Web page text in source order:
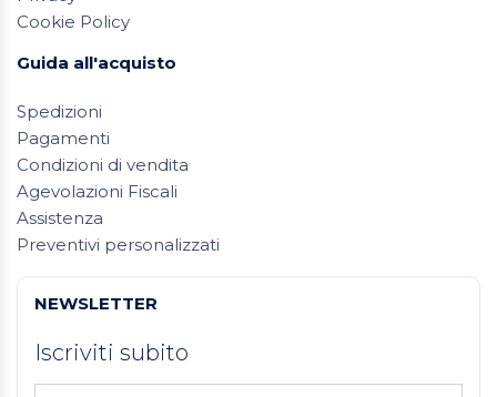
Cookie Policy
Guida all'acquisto
Spedizioni
Pagamenti
Condizioni di vendita
Agevolazioni Fiscali
Assistenza
Preventivi personalizzati
NEWSLETTER
Iscriviti subito